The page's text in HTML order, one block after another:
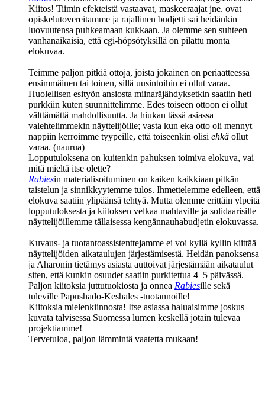
Kiitos! Tiimin efekteistä vastaavat, maskeeraajat jne. ovat
opiskelutovereitamme ja rajallinen budjetti sai heidänkin
luovuutensa puhkeamaan kukkaan. Ja olemme sen suhteen
vanhanaikaisia, että cgi‑höpsötyksillä on pilattu monta
elokuvaa.
Teimme paljon pitkiä ottoja, joista jokainen on periaatteessa
ensimmäinen tai toinen, sillä uusintoihin ei ollut varaa.
Huolellisen esityön ansiosta miinaräjähdyksetkin saatiin heti
purkkiin kuten suunnittelimme. Edes toiseen ottoon ei ollut
välttämättä mahdollisuutta. Ja hiukan tässä asiassa
valehtelimmekin näyttelijöille; vasta kun eka otto oli mennyt
nappiin kerroimme tyypeille, että toiseenkin olisi ehkä ollut
varaa. (naurua)
Lopputuloksena on kuitenkin pahuksen toimiva elokuva, vai
mitä mieltä itse olette?
Rabiesin materialisoituminen on kaiken kaikkiaan pitkän
taistelun ja sinnikkyytemme tulos. Ihmettelemme edelleen, että
elokuva saatiin ylipäänsä tehtyä. Mutta olemme erittäin ylpeitä
lopputuloksesta ja kiitoksen velkaa mahtaville ja solidaarisille
näyttelijöillemme tällaisessa kengännauhabudjetin elokuvassa.
Kuvaus‑ ja tuotantoassistenttejamme ei voi kyllä kyllin kiittää
näyttelijöiden aikataulujen järjestämisestä. Heidän panoksensa
ja Aharonin tietämys asiasta auttoivat järjestämään aikataulut
siten, että kunkin osuudet saatiin purkitettua 4–5 päivässä.
Paljon kiitoksia juttutuokiosta ja onnea Rabiesille sekä
tuleville Papushado-Keshales ‑tuotannoille!
Kiitoksia mielenkiinnosta! Itse asiassa haluaisimme joskus
kuvata talvisessa Suomessa lumen keskellä jotain tulevaa
projektiamme!
Tervetuloa, paljon lämmintä vaatetta mukaan!